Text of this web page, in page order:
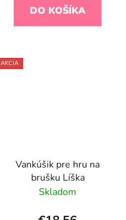
DO KOŠÍKA
AKCIA
Vankúšik pre hru na
brušku Líška
Skladom